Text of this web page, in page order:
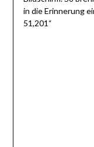
in die Erinnerung
51,201“